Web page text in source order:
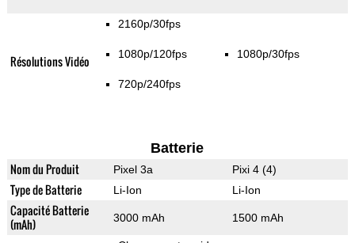
Résolutions Vidéo
2160p/30fps
1080p/120fps
720p/240fps
1080p/30fps
Batterie
Nom du Produit Pixel 3a Pixi 4 (4)
Type de Batterie Li-Ion Li-Ion
Capacité Batterie
(mAh)
3000 mAh 1500 mAh